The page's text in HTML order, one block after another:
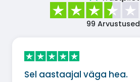
99 Arvustused
Sel aastaajal väga hea.